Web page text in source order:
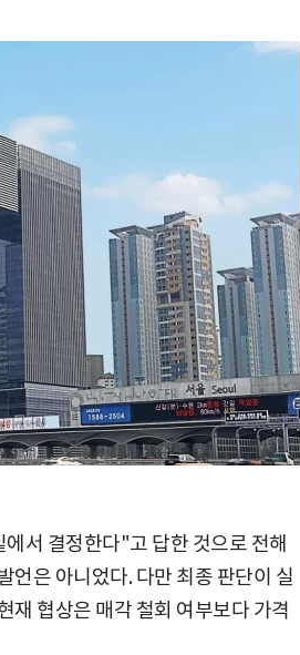
서 결정한다"고 답한 것으로 전해
언은 아니었다. 다만 최종 판단이 실
재 협상은 매각 철회 여부보다 가격